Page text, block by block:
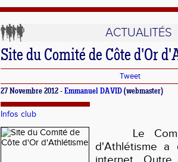
ACTUALITÉS
Site du Comité de Côte d'Or
Tweet
27 Novembre 2012 - Emmanuel DAVID (webmaster)
Infos club
Le
d'Athlétisme a